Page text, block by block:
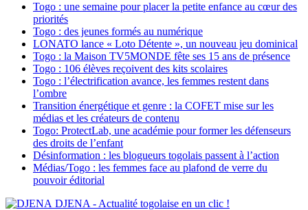
Togo : une semaine pour placer la petite enfance au cœur des
priorités
Togo : des jeunes formés au numérique
LONATO lance « Loto Détente », un nouveau jeu dominical
Togo : la Maison TV5MONDE fête ses 15 ans de présence
Togo : 106 élèves reçoivent des kits scolaires
Togo : l’électrification avance, les femmes restent dans
l’ombre
Transition énergétique et genre : la COFET mise sur les
médias et les créateurs de contenu
Togo: ProtectLab, une académie pour former les défenseurs
des droits de l’enfant
Désinformation : les blogueurs togolais passent à l’action
Médias/Togo : les femmes face au plafond de verre du
pouvoir éditorial
DJENA - Actualité togolaise en un clic !